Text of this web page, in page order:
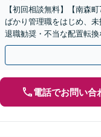
【初回相談無料】【南森
ばかり管理職をはじめ、
退職勧奨・不当な配置転
就業規則の改定等、使用
電話でお問い合